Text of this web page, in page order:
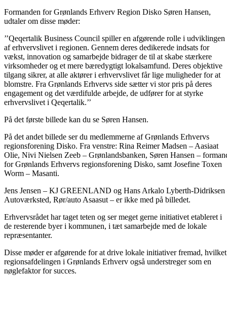
Formanden for Grønlands Erhverv Region Disko Søren Hansen,
udtaler om disse møder:
’’Qeqertalik Business Council spiller en afgørende rolle i udviklingen
af erhvervslivet i regionen. Gennem deres dedikerede indsats for
vækst, innovation og samarbejde bidrager de til at skabe stærkere
virksomheder og et mere bæredygtigt lokalsamfund. Deres objektive
tilgang sikrer, at alle aktører i erhvervslivet får lige muligheder for at
blomstre. Fra Grønlands Erhvervs side sætter vi stor pris på deres
engagement og det værdifulde arbejde, de udfører for at styrke
erhvervslivet i Qeqertalik.’’
På det første billede kan du se Søren Hansen.
På det andet billede ser du medlemmerne af Grønlands Erhvervs
regionsforening Disko. Fra venstre: Rina Reimer Madsen – Aasiaat
Olie, Nivi Nielsen Zeeb – Grønlandsbanken, Søren Hansen –
for Grønlands Erhvervs regionsforening Disko, samt Josefine Toxen
Worm – Masanti.
Jens Jensen – KJ GREENLAND og Hans Arkalo Lyberth-Didriksen
Autoværksted, Rør/auto Asaasut – er ikke med på billedet.
Erhvervsrådet har taget teten og ser meget gerne initiativet etableret i
de resterende byer i kommunen, i tæt samarbejde med de lokale
repræsentanter.
Disse møder er afgørende for at drive lokale initiativer fremad, hvilket
regionsafdelingen i Grønlands Erhverv også understreger som en
nøglefaktor for succes.